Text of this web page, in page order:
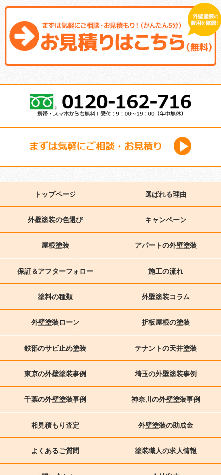
トップページ 選ばれる理由
外壁塗装の色選び キャンペーン
屋根塗装 アパートの外壁塗装
保証＆アフターフォロー 施工の流れ
塗料の種類 外壁塗装コラム
外壁塗装ローン 折板屋根の塗装
鉄部のサビ止め塗装 テナントの天井塗装
東京の外壁塗装事例 埼玉の外壁塗装事例
千葉の外壁塗装事例 神奈川の外壁塗装事例
相見積もり査定 外壁塗装の助成金
よくあるご質問 塗装職人の求人情報